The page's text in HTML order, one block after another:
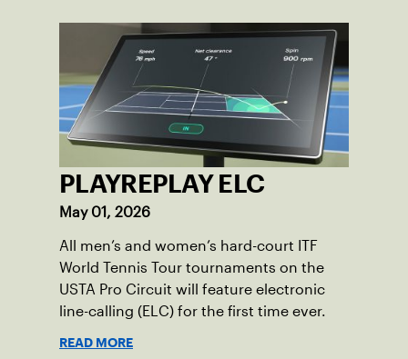
PLAYREPLAY ELC
May 01, 2026
All men’s and women’s hard-court ITF
World Tennis Tour tournaments on the
USTA Pro Circuit will feature electronic
line-calling (ELC) for the first time ever.
READ MORE